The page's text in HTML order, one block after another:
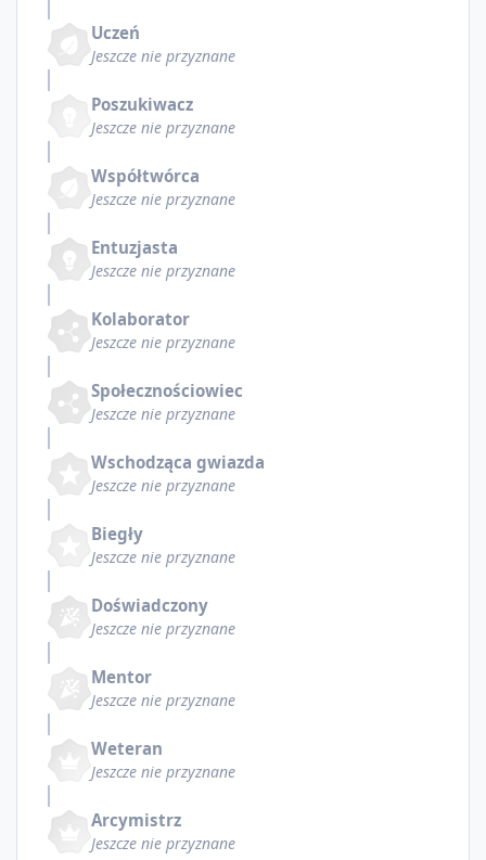
Uczeń
Jeszcze nie przyznane
Poszukiwacz
Jeszcze nie przyznane
Współtwórca
Jeszcze nie przyznane
Entuzjasta
Jeszcze nie przyznane
Kolaborator
Jeszcze nie przyznane
Społecznościowiec
Jeszcze nie przyznane
Wschodząca gwiazda
Jeszcze nie przyznane
Biegły
Jeszcze nie przyznane
Doświadczony
Jeszcze nie przyznane
Mentor
Jeszcze nie przyznane
Weteran
Jeszcze nie przyznane
Arcymistrz
Jeszcze nie przyznane